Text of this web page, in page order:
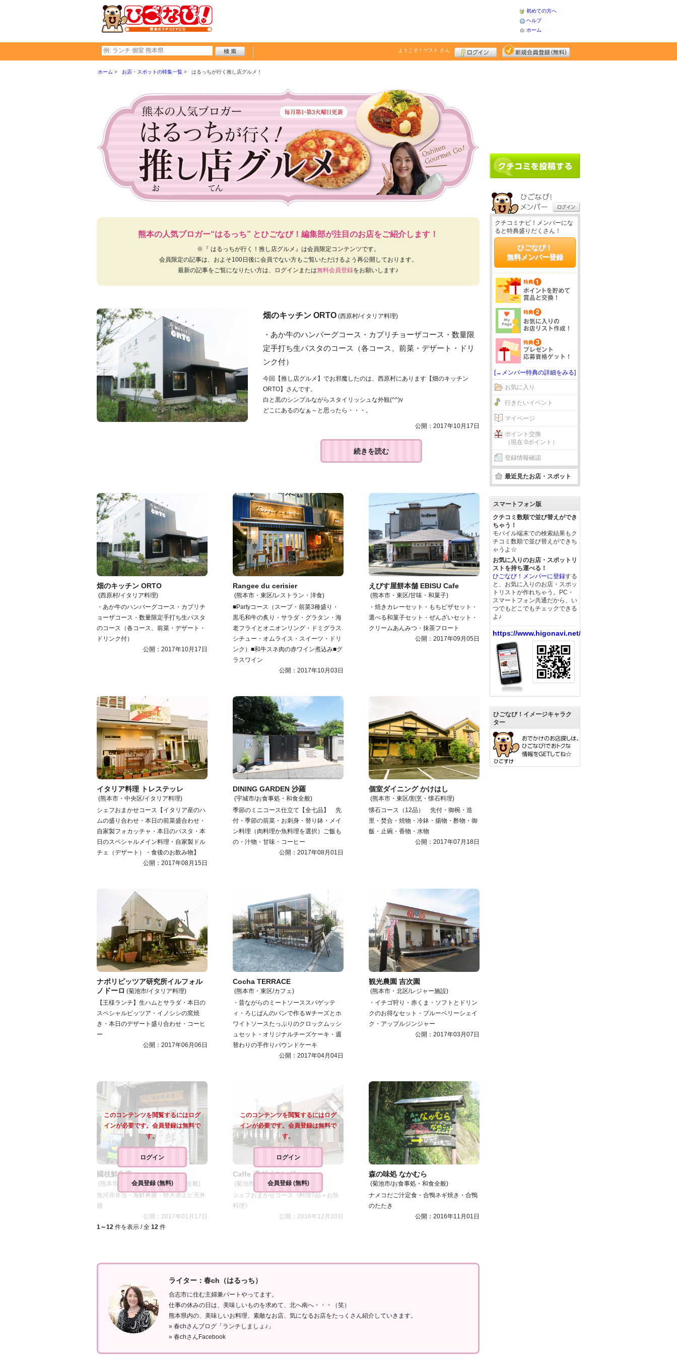
初めての方へ
ヘルプ
ホーム
ようこそ！ ゲスト さん
ホーム お店・スポットの特集一覧 はるっちが行く推し店グルメ！
熊本の人気ブロガー“はるっち” とひごなび！編集部が注目のお店をご紹介します！
※『 はるっちが行く！推し店グルメ』は会員限定コンテンツです。
会員限定の記事は、およそ100日後に会員でない方もご覧いただけるよう再公開しております。
最新の記事をご覧になりたい方は、ログインまたは無料会員登録をお願いします♪
畑のキッチン ORTO (西原村/イタリア料理)
・あか牛のハンバーグコース・カプリチョーザコース・数量限
定手打ち生パスタのコース（各コース、前菜・デザート・ドリ
ンク付）
今回【推し店グルメ】でお邪魔したのは、西原村にあります【畑のキッチン
ORTO】さんです。
白と黒のシンプルながらスタイリッシュな外観(^^)v
どこにあるのなぁ～と思ったら・・・。
公開：2017年10月17日
続きを読む
畑のキッチン ORTO
(西原村/イタリア料理)
・あか牛のハンバーグコース・カプリチ
ョーザコース・数量限定手打ち生パスタ
のコース（各コース、前菜・デザート・
ドリンク付）
公開：2017年10月17日
Rangee du cerisier
(熊本市・東区/レストラン・洋食)
■Partyコース（スープ・前菜3種盛り・
黒毛和牛の炙り・サラダ・グラタン・海
老フライとオニオンリング・ドミグラス
シチュー・オムライス・スイーツ・ドリ
ンク）■和牛スネ肉の赤ワイン煮込み■グ
ラスワイン
公開：2017年10月03日
えびす屋餅本舗 EBISU Cafe
(熊本市・東区/甘味・和菓子)
・焼きカレーセット・もちピザセット・
選べる和菓子セット・ぜんざいセット・
クリームあんみつ・抹茶フロート
公開：2017年09月05日
イタリア料理 トレステッレ
(熊本市・中央区/イタリア料理)
シェフおまかせコース【イタリア産のハ
ムの盛り合わせ・本日の前菜盛合わせ・
自家製フォカッチャ・本日のパスタ・本
日のスペシャルメイン料理・自家製ドル
チェ（デザート）・食後のお飲み物】
公開：2017年08月15日
DINING GARDEN 沙羅
(宇城市/お食事処・和食全般)
季節のミニコース仕立て【全七品】 先
付・季節の前菜・お刺身・替り鉢・メイ
ン料理（肉料理か魚料理を選択）ご飯も
の・汁物・甘味・コーヒー
公開：2017年08月01日
個室ダイニング かけはし
(熊本市・東区/割烹・懐石料理)
懐石コース（12品） 先付・御椀・造
里・焚合・焼物・冷鉢・揚物・酢物・御
飯・止碗・香物・水物
公開：2017年07月18日
ナポリピッツア研究所イルフォル
ノドーロ (菊池市/イタリア料理)
【王様ランチ】生ハムとサラダ・本日の
スペシャルピッツア・イノシシの窯焼
き・本日のデザート盛り合わせ・コーヒ
ー
公開：2017年06月06日
Cocha TERRACE
(熊本市・東区/カフェ)
・昔ながらのミートソーススパゲッテ
ィ・ろじぱんのパンで作るＷチーズとホ
ワイトソースたっぷりのクロックムッシ
ュセット・オリジナルチーズケーキ・週
替わりの手作りパウンドケーキ
公開：2017年04月04日
観光農園 吉次園
(熊本市・北区/レジャー施設)
・イチゴ狩り・赤くま・ソフトとドリン
クのお得なセット・ブルーベリーシェイ
ク・アップルジンジャー
公開：2017年03月07日
國枝鮮魚店
(熊本市・中央区/お食事処・和食全般)
魚河岸弁当・海鮮丼膳・特大赤エビ天丼
膳
公開：2017年01月17日
このコンテンツを閲覧するにはログ
インが必要です。会員登録は無料で
す。
ログイン
会員登録 (無料)
Caffe 凜ダイニング
(菊池市/創作料理・ダイニング)
シェフおまかせコース《料理7品＋お魚
料理》
公開：2016年12月20日
このコンテンツを閲覧するにはログ
インが必要です。会員登録は無料で
す。
ログイン
会員登録 (無料)
森の味処 なかむら
(菊池市/お食事処・和食全般)
ナメコだご汁定食・合鴨ネギ焼き・合鴨
のたたき
公開：2016年11月01日
1～12 件を表示 / 全 12 件
ライター：春ch（はるっち）
合志市に住む主婦兼パートやってます。
仕事の休みの日は、美味しいものを求めて、北へ南へ・・・（笑）
熊本県内の、美味しいお料理、素敵なお店、気になるお店をたっくさん紹介していきます。
» 春chさんブログ「ランチしましょ♪」
» 春chさんFacebook
クチコミナビ！メンバーにな
ると特典盛りだくさん！
ひごなび！
無料メンバー登録
[→メンバー特典の詳細をみる]
お気に入り
行きたいイベント
マイページ
ポイント交換
（現在 0ポイント）
登録情報確認
最近見たお店・スポット
スマートフォン版
クチコミ数順で並び替えができ
ちゃう！
モバイル端末での検索結果もク
チコミ数順で並び替えができち
ゃうよ☆
お気に入りのお店・スポットリ
ストを持ち運べる！
ひごなび！メンバーに登録する
と、お気に入りのお店・スポッ
トリストが作れちゃう。PC・
スマートフォン共通だから、い
つでもどこでもチェックできる
よ♪
https://www.higonavi.net/
ひごなび！イメージキャラク
ター